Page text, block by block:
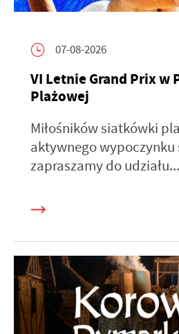
07-08-2026
VI Letnie Grand Prix w
Plażowej
Miłośników siatkówki
aktywnego wypoczynku
zapraszamy do udziału...